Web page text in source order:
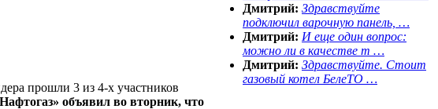
прошли 3 из 4-х участников
объявил во вторник, что
Дмитрий: Здравствуйте
подключил варочную панель, …
Дмитрий: И еще один вопрос:
можно ли в качестве т …
Дмитрий: Здравствуйте. Стоит
газовый котел БелеТО …